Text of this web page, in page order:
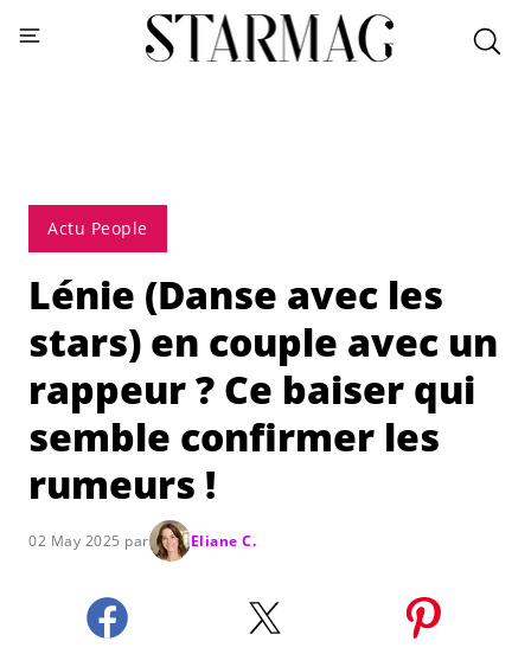
Actu People
Lénie (Danse avec les
stars) en couple avec un
rappeur ? Ce baiser qui
semble confirmer les
rumeurs !
02 May 2025 par Eliane C.